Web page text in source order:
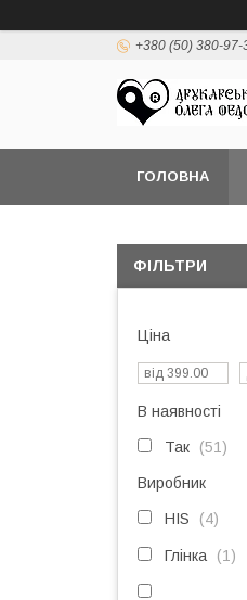
+380 (50) 380-97-
ГОЛОВНА
ФІЛЬТРИ
Ціна
В наявності
Так 51
Виробник
HIS 4
Глінка 1